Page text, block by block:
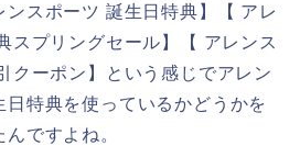
スポーツ 誕生日特典】【 アレ
スプリングセール】【 アレンス
クーポン】という感じでアレン
日特典を使っているかどうかを
ですよね。